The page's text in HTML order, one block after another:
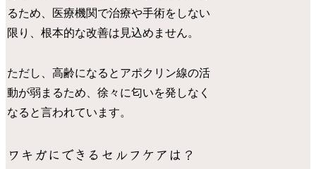
るため、医療機関で治療や手術をしない
限り、根本的な改善は見込めません。
ただし、高齢になるとアポクリン線の活
動が弱まるため、徐々に匂いを発しなく
なると言われています。
ワキガにできるセルフケアは？